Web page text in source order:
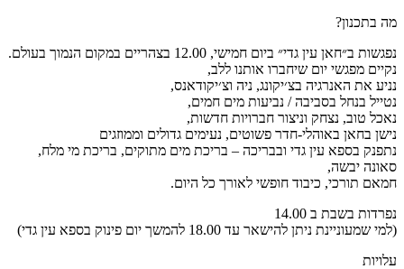
מה בתכנון?
נפגשות ב״חאן עין גדי״ ביום חמישי, 12.00 בצהריים במקום הנמוך בעולם.
נקיים מפגשי יום שיחברו אותנו ללב,
נניע את האנרגיה בצ׳יקונג, ניה וצ׳יקודאנס,
נטייל בנחל בסביבה / נביעות מים חמים,
נאכל טוב, נצחק וניצור חברויות חדשות,
נישן בחאן באוהלי-חדר פשוטים, נעימים גדולים וממוזגים
נתפנק בספא עין גדי ובבריכה – בריכת מים מתוקים, בריכת מי מלח,
סאונה יבשה,
חמאם תורכי, כיבוד חופשי לאורך כל היום.
נפרדות בשבת ב 14.00
(למי שמעוניינת ניתן להישאר עד 18.00 להמשך יום פינוק בספא עין גדי)
עלויות